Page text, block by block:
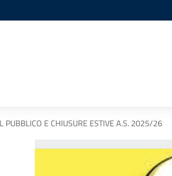
PUBBLICO E CHIUSURE ESTIVE A.S. 2025/26